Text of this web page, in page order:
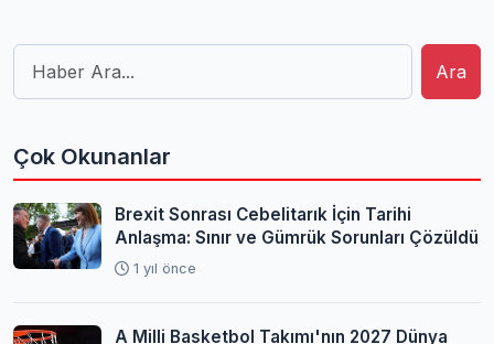
Ara
Çok Okunanlar
Brexit Sonrası Cebelitarık İçin Tarihi
Anlaşma: Sınır ve Gümrük Sorunları Çözüldü
1 yıl önce
A Milli Basketbol Takımı'nın 2027 Dünya